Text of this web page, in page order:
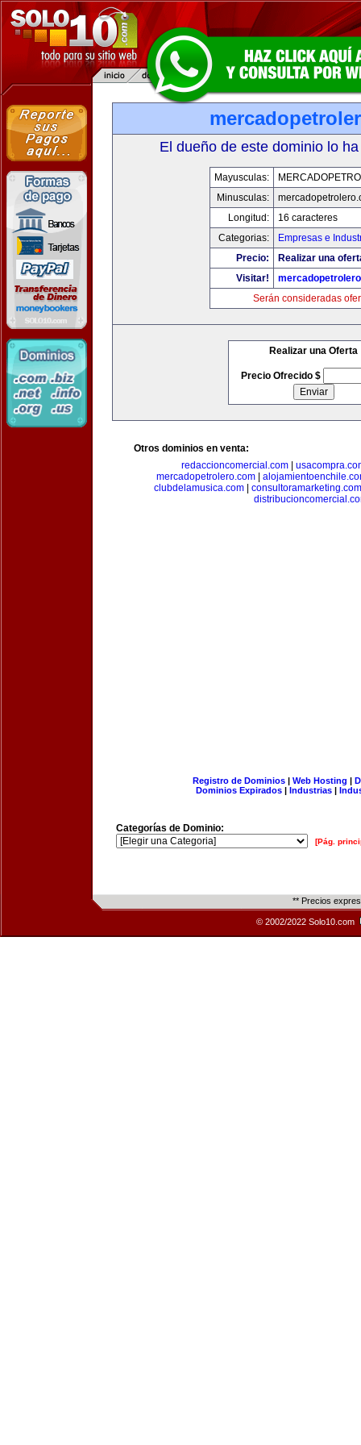
El dueño de este dominio lo
Mayusculas:
Minusculas:
Longitud:
16 caracteres
Categorias:
Empresas e
Precio:
Realizar una
Visitar!
Serán consideradas
Realizar una Oferta
Precio Ofrecido $
Otros dominios en venta:
redaccioncomercial.com
mercadopetrolero.com|
clubdelamusica.com
consultoramarketing.com
Registro de Dominios| Web Hosting |
Dominios Expirados | Industrias |
Categorías de Dominio:
[Pág.
** Precios
© 2002/2022 Solo10.com